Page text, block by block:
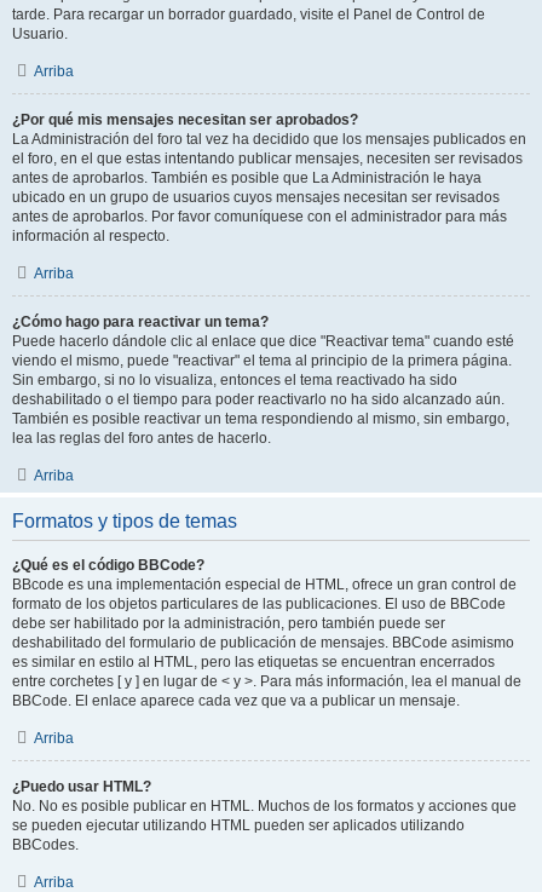
tarde. Para recargar un borrador guardado, visite el Panel de Control de
Usuario.
Arriba
¿Por qué mis mensajes necesitan ser aprobados?
La Administración del foro tal vez ha decidido que los mensajes publicados en
el foro, en el que estas intentando publicar mensajes, necesiten ser revisados
antes de aprobarlos. También es posible que La Administración le haya
ubicado en un grupo de usuarios cuyos mensajes necesitan ser revisados
antes de aprobarlos. Por favor comuníquese con el administrador para más
información al respecto.
Arriba
¿Cómo hago para reactivar un tema?
Puede hacerlo dándole clic al enlace que dice "Reactivar tema" cuando esté
viendo el mismo, puede "reactivar" el tema al principio de la primera página.
Sin embargo, si no lo visualiza, entonces el tema reactivado ha sido
deshabilitado o el tiempo para poder reactivarlo no ha sido alcanzado aún.
También es posible reactivar un tema respondiendo al mismo, sin embargo,
lea las reglas del foro antes de hacerlo.
Arriba
Formatos y tipos de temas
¿Qué es el código BBCode?
BBcode es una implementación especial de HTML, ofrece un gran control de
formato de los objetos particulares de las publicaciones. El uso de BBCode
debe ser habilitado por la administración, pero también puede ser
deshabilitado del formulario de publicación de mensajes. BBCode asimismo
es similar en estilo al HTML, pero las etiquetas se encuentran encerrados
entre corchetes [ y ] en lugar de < y >. Para más información, lea el manual de
BBCode. El enlace aparece cada vez que va a publicar un mensaje.
Arriba
¿Puedo usar HTML?
No. No es posible publicar en HTML. Muchos de los formatos y acciones que
se pueden ejecutar utilizando HTML pueden ser aplicados utilizando
BBCodes.
Arriba